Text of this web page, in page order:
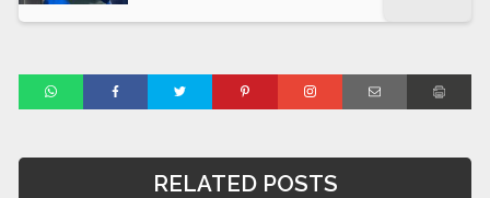
RELATED POSTS